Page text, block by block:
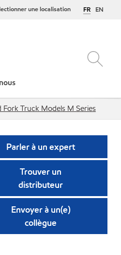
FR EN
une localisation
Fork Truck Models M Series
Parler à un expert
Trouver un
distributeur
Envoyer à un(e)
collègue